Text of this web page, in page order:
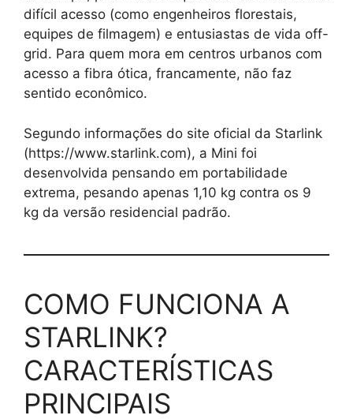
difícil acesso (como engenheiros florestais,
equipes de filmagem) e entusiastas de vida off-
grid. Para quem mora em centros urbanos com
acesso a fibra ótica, francamente, não faz
sentido econômico.
Segundo informações do site oficial da Starlink
(https://www.starlink.com), a Mini foi
desenvolvida pensando em portabilidade
extrema, pesando apenas 1,10 kg contra os 9
kg da versão residencial padrão.
COMO FUNCIONA A
STARLINK?
CARACTERÍSTICAS
PRINCIPAIS